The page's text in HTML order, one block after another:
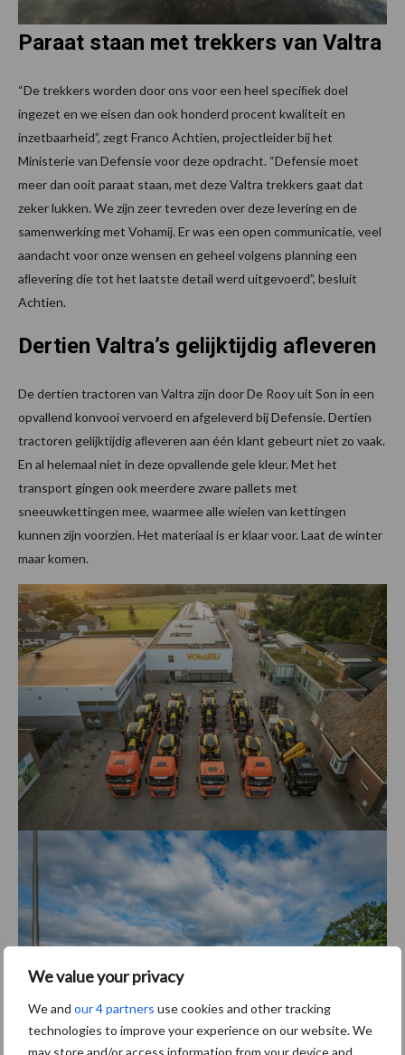
We value your privacy
We and our 4 partners use cookies and other tracking
technologies to improve your experience on our website. We
may store and/or access information from your device and
Paraat staan met trekkers van Valtra
“De trekkers worden door ons voor een heel speciﬁek doel
ingezet en we eisen dan ook honderd procent kwaliteit en
inzetbaarheid”, zegt Franco Achtien, projectleider bij het
Ministerie van Defensie voor deze opdracht. “Defensie moet
meer dan ooit paraat staan, met deze Valtra trekkers gaat dat
zeker lukken. We zijn zeer tevreden over deze levering en de
samenwerking met Vohamij. Er was een open communicatie, veel
aandacht voor onze wensen en geheel volgens planning een
aﬂevering die tot het laatste detail werd uitgevoerd”, besluit
Achtien.
Dertien Valtra’s gelijktijdig afleveren
De dertien tractoren van Valtra zijn door De Rooy uit Son in een
opvallend konvooi vervoerd en afgeleverd bij Defensie. Dertien
tractoren gelijktijdig aﬂeveren aan één klant gebeurt niet zo vaak.
En al helemaal niet in deze opvallende gele kleur. Met het
transport gingen ook meerdere zware pallets met
sneeuwkettingen mee, waarmee alle wielen van kettingen
kunnen zijn voorzien. Het materiaal is er klaar voor. Laat de winter
maar komen.